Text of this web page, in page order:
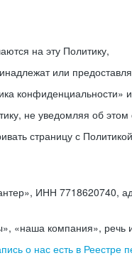
на эту Политику,
или
не уведомляя об этом
страницу с
ИНН 7718620740,
«наша компания»,
о нас есть в Реестре